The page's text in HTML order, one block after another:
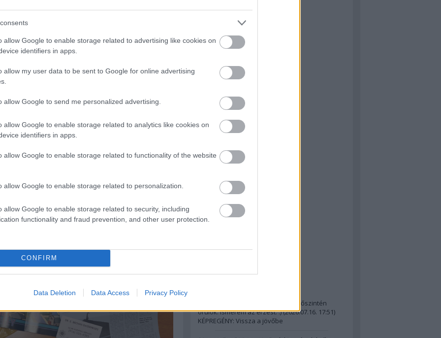
allow Google to enable storage related to advertising like cookies on
identifiers in apps.
allow my user data to be sent to Google for online advertising
allow Google to send me personalized advertising.
allow Google to enable storage related to analytics like cookies on
identifiers in apps.
allow Google to enable storage related to functionality of the website
allow Google to enable storage related to personalization.
allow Google to enable storage related to security, including
functionality and fraud prevention, and other user protection.
CONFIRM
Data Deletion Data Access Privacy Policy
és a második részben láthattuk, ezeket Marty
suvasztotta. (A bennfentesek persze
az már Lone Pine Mall lett, de nem ez az
amit úgyis megbocsátunk.) Itt van a
szalagos kitűzője és persze szórólapja, a
Doki névjegykártyája, a Strickland tanár úr által
bemutató, széthajtogatható térkép, illetve
továbbá a Goldie Wilson polgármester
és a Marty dzsekijén látható “Art in Revolution”
1985-ből is legyen emlék (ami ugye megint
Martyék szerencsésen felülírták), megtaláljuk
fehér zsetont. Ezt nyilván a tűzvédelmi okokból
gondolták ide, amit Marty lenyúlt Biff asztaláról
KÉPREGÉNY: Lucas háborúi
MAKETT: A34 Comet
PC: Call of Duty – Black Ops 6
KÖNYV: Normandy ‘44 (James
FOTÓ: Normandiai látnivalók 6.
Beach (Gary Sterne)
KIÁLLÍTÁS: The Longest Yarn
KÖNYV: The D-Day Visitor's
Handbook (Dennehy & Powers)
@21 ezer Ft: Na, ennek őszintén
örülök. Ismerem az érzést. :)(2026.07.16. 17:51)
KÉPREGÉNY: Vissza a jövőbe